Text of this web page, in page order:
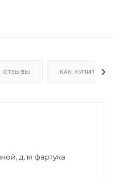
ОТЗЫВЫ КАК КУПИТЬ
для фартука